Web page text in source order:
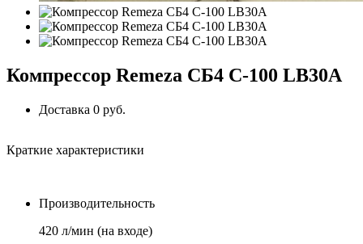
Компрессор Remeza СБ4 С-100 LB30A
Доставка 0 руб.
Краткие характеристики
Производительность
420 л/мин (на входе)